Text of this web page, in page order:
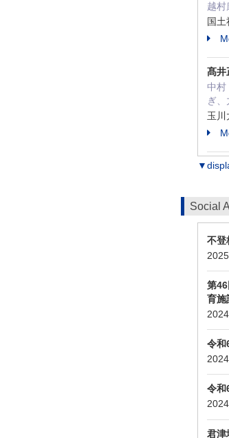
越
国
髙井
中
ぎ
玉
Social
不登
第
育施
令和
令和
君津